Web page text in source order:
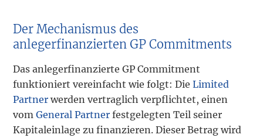
Der Mechanismus des
anlegerfinanzierten GP Commitments
Das anlegerfinanzierte GP Commitment
funktioniert vereinfacht wie folgt: DieLimited
Partner werden vertraglich verpflichtet, einen
vomGeneral Partner festgelegten Teil seiner
Kapitaleinlage zu finanzieren. Dieser Betrag wird